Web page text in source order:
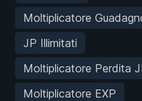
Moltiplicatore
JP Illimitati
Moltiplicatore Perdita
Moltiplicatore EXP